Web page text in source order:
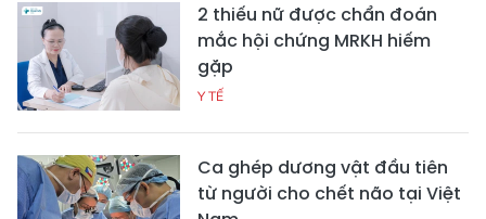
2 thiếu nữ được chẩn đoán
mắc hội chứng MRKH hiếm
gặp
Y TẾ
Ca ghép dương vật đầu tiên
từ người cho chết não tại Việt